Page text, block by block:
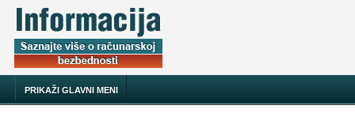
PRIKAŽI GLAVNI MENI